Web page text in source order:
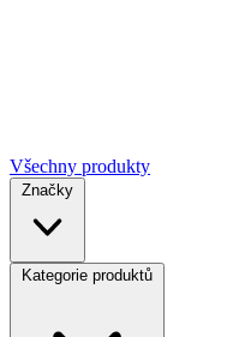
Všechny produkty
Značky
Kategorie produktů